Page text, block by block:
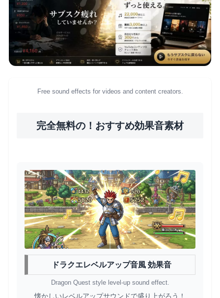
Free sound effects for videos and content creators.
完全無料の！おすすめ効果音素材
ドラクエレベルアップ音風 効果音
Dragon Quest style level-up sound effect.
懐かしいレベルアップサウンドで盛り上がろう！